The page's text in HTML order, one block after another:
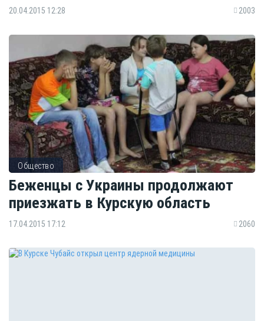
20.04.2015 12:28 2003
Общество
Беженцы с Украины продолжают
приезжать в Курскую область
17.04.2015 17:12 2060